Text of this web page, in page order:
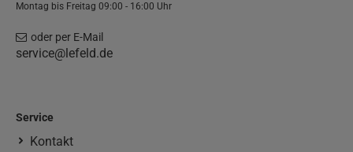
Montag bis Freitag 09:00 - 16:00 Uhr
oder per E-Mail
service@lefeld.de
Service
Kontakt